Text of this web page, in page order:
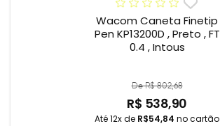
Wacom Caneta Finetip
Pen KP13200D , Preto , FT
0.4 , Intous
De R$ 802,68
R$ 538,90
Até 12x de R$54,84 no cartão